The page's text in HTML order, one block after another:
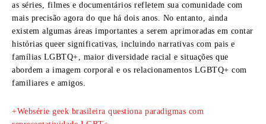
as séries, filmes e documentários refletem sua comunidade com
mais precisão agora do que há dois anos. No entanto, ainda
existem algumas áreas importantes a serem aprimoradas em contar
histórias queer significativas, incluindo narrativas com pais e
famílias LGBTQ+, maior diversidade racial e situações que
abordem a imagem corporal e os relacionamentos LGBTQ+ com
familiares e amigos.
+Websérie geek brasileira questiona paradigmas com